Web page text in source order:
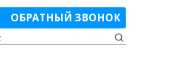
ОБРАТНЫЙ ЗВОНОК